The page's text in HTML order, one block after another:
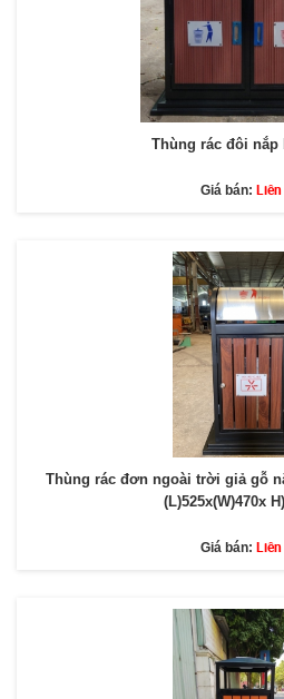
Thùng rác đôi nắp
Giá bán: Liên
Thùng rác đơn ngoài trời giả gỗ
(L)525x(W)470x
Giá bán: Liên